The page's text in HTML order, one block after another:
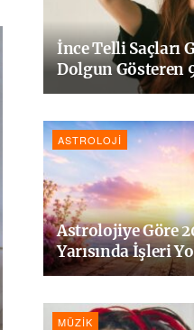
İnce Telli Saçları
Dolgun Gösteren
ASTROLOJI
Astrolojiye Göre
Yarısında İşleri
MÜZIK